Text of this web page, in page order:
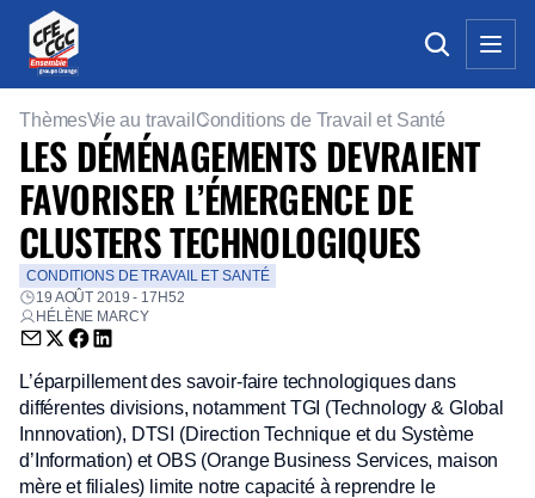
ThèmesVie au travail Conditions de Travail et Santé
LES DÉMÉNAGEMENTS DEVRAIENT
FAVORISER L’ÉMERGENCE DE
CLUSTERS TECHNOLOGIQUES
CONDITIONS DE TRAVAIL ET SANTÉ
19 AOÛT 2019 - 17H52
HÉLÈNE MARCY
Envoyer par email (nouvelle fenêtre)
Partager sur Twitter (nouvelle fenêtre)
Partager sur Facebook (nouvelle fenêtre)
Partager sur LinkedIn (nouvelle fenêtre)
L’éparpillement des savoir-faire technologiques dans
différentes divisions, notamment TGI (Technology & Global
Innnovation), DTSI (Direction Technique et du Système
d’Information) et OBS (Orange Business Services, maison
mère et filiales) limite notre capacité à reprendre le